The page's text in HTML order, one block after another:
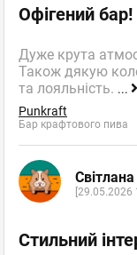
Офігений бар!
Дуже крута
Також дякую
та лояльність. ...
Punkraft
Бар крафтового пива
Світлана
[29.05.2026
Стильний